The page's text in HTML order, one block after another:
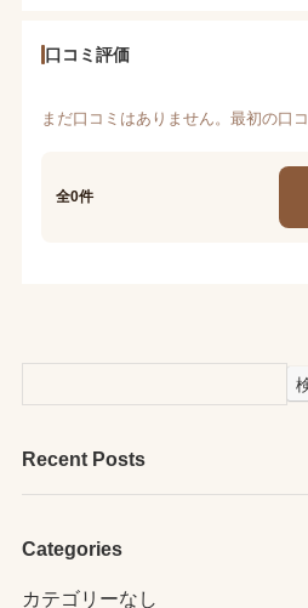
口コミ評価
まだ口コミはありません。最初の口
全0件
Recent Posts
Categories
カテゴリーなし